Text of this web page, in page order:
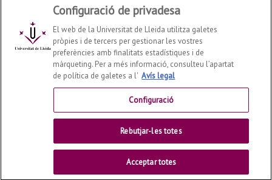
Departament de Geografia, Història i Història de l'Art
© | Telf: +34 973 702131
Contactar
Universitat de Lleida
Configuració de privadesa
El web de la Universitat de Lleida utilitza galetes
pròpies i de tercers per gestionar les vostres
preferències amb finalitats estadístiques i de
màrqueting. Per a més informació, consulteu l’apartat
de política de galetes a l' Avís legal
Configuració
Rebutjar-les totes
Acceptar totes